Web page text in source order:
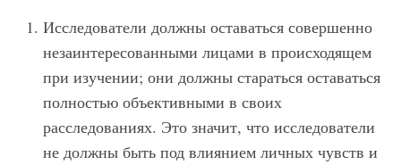
Исследователи должны оставаться совершенно
незаинтересованными лицами в происходящем
при изучении; они должны стараться оставаться
полностью объективными в своих
расследованиях. Это значит, что исследователи
не должны быть под влиянием личных чувств и